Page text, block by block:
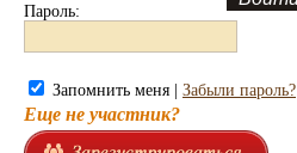
Пароль:
Запомнить меня | Забыли пароль?
Еще не участник?